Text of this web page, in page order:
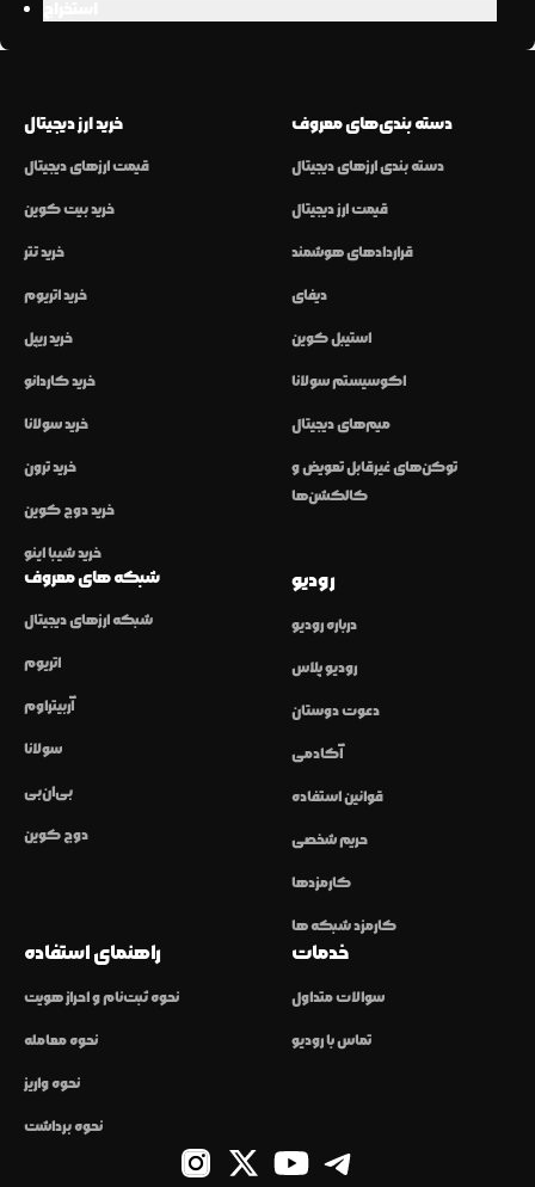
خرید ارز دیجیتال
قیمت ارزهای دیجیتال
خرید بیت کوین
خرید تتر
خرید اتریوم
خرید ریپل
خرید کاردانو
خرید سولانا
خرید ترون
خرید دوج کوین
خرید شیبا اینو
دسته بندی‌های معروف
دسته بندی ارزهای دیجیتال
قیمت ارز دیجیتال
قراردادهای هوشمند
دیفای
استیبل کوین
اکوسیستم سولانا
میم‌های دیجیتال
توکن‌های غیرقابل تعویض و
کالکشن‌ها
شبکه های معروف
شبکه ارزهای دیجیتال
اتریوم
آربیتراوم
سولانا
بی‌ان‌بی
دوج کوین
رودیو
درباره رودیو
رودیو پلاس
دعوت دوستان
آکادمی
قوانین استفاده
حریم شخصی
کارمزدها
کارمزد شبکه ها
راهنمای استفاده
نحوه ثبت‌نام و احراز هویت
نحوه معامله
نحوه واریز
نحوه برداشت
خدمات
سوالات متداول
تماس با رودیو